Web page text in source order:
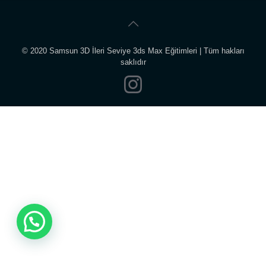
© 2020 Samsun 3D İleri Seviye 3ds Max Eğitimleri | Tüm hakları
saklıdır